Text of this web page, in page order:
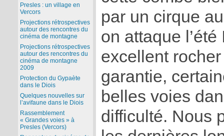
par un cirque
on attaque
excellent
garantie,
belles voies
difficulté. Nous
Presles : un village en
Vercors
Projections rétrospectives
autour des rencontres du
cinéma de montagne
Projections rétrospectives
autour des rencontres du
cinéma de montagne
2009
Protection du Gypaète
dans le Diois
Quelques nouvelles sur
l’avifaune dans le Diois
Rassemblement
« Grandes voies » à
Presles (Vercors)